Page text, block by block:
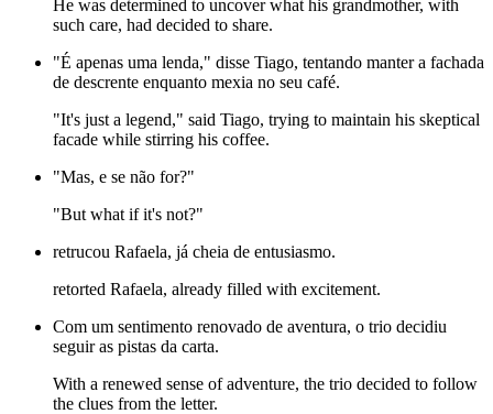
He was determined to uncover what his grandmother, with
such care, had decided to share.
"É apenas uma lenda," disse Tiago, tentando manter a fachada
de descrente enquanto mexia no seu café.
"It's just a legend," said Tiago, trying to maintain his skeptical
facade while stirring his coffee.
"Mas, e se não for?"
"But what if it's not?"
retrucou Rafaela, já cheia de entusiasmo.
retorted Rafaela, already filled with excitement.
Com um sentimento renovado de aventura, o trio decidiu
seguir as pistas da carta.
With a renewed sense of adventure, the trio decided to follow
the clues from the letter.